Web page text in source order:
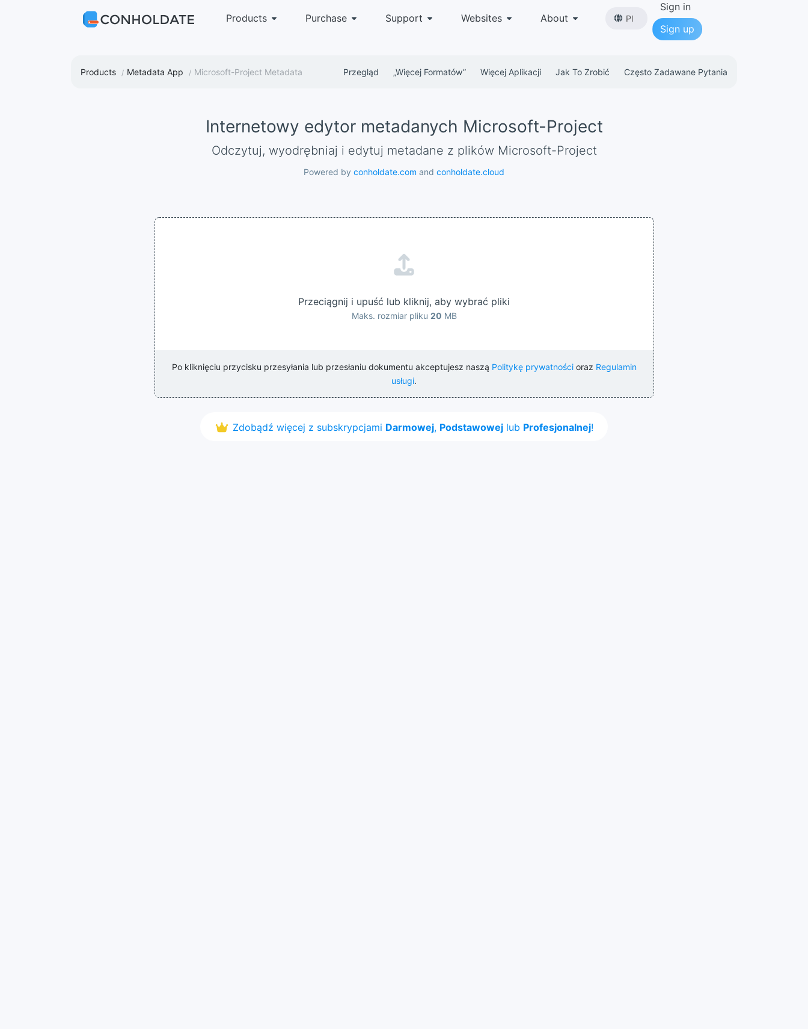
Products Purchase Support Websites About Pl
Sign in
Sign up
Products Metadata App Microsoft-Project Metadata Przegląd „więcej Formatów” Więcej Aplikacji Jak To Zrobić Często Zadawane Pytania
Internetowy edytor metadanych Microsoft-Project
Odczytuj, wyodrębniaj i edytuj metadane z plików Microsoft-Project
Powered by conholdate.com and conholdate.cloud
Przeciągnij i upuść lub kliknij, aby wybrać pliki
Maks. rozmiar pliku 20 MB
Po kliknięciu przycisku przesyłania lub przesłaniu dokumentu akceptujesz naszą Politykę prywatnościoraz Regulamin
usługi.
Zdobądź więcej z subskrypcjami Darmowej, Podstawowej lub Profesjonalnej!